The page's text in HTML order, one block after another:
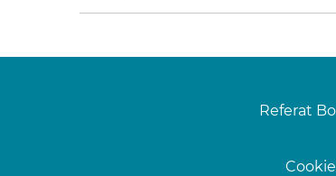
Referat